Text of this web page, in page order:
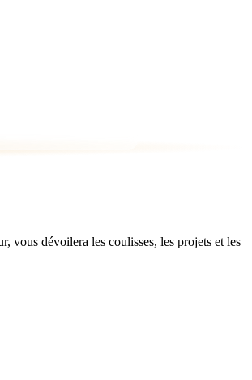
vous dévoilera les coulisses, les projets et les